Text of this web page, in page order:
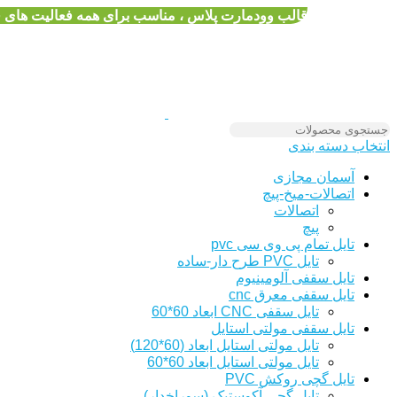
قالب وودمارت پلاس ، مناسب برای همه فعالیت
انتخاب دسته بندی
آسمان مجازی
اتصالات-میخ-پیچ
اتصالات
پیچ
تایل تمام پی وی سی pvc
تایل PVC طرح دار-ساده
تایل سقفی آلومینیوم
تایل سقفی معرق cnc
تایل سقفی CNC ابعاد 60*60
تایل سقفی مولتی استایل
تایل مولتی استایل ابعاد (60*120)
تایل مولتی استایل ابعاد 60*60
تایل گچی روکش PVC